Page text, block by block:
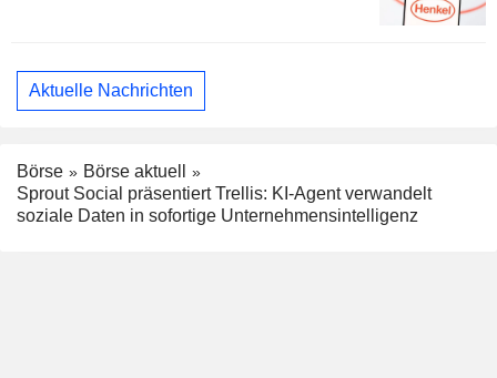
Aktuelle Nachrichten
Börse
Börse aktuell
Sprout Social präsentiert Trellis: KI-Agent verwandelt
soziale Daten in sofortige Unternehmensintelligenz